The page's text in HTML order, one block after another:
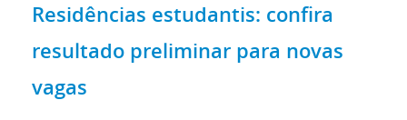
Residências estudantis: confira
resultado preliminar para novas
vagas